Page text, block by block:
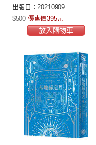
Asimov)
出版日：20210909
$500 優惠價395元
放入購物車